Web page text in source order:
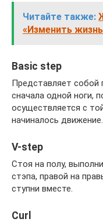
Читайте также:
«Изменить
Basic step
Представляет
сначала одной ноги,
осуществляется с
начиналось движение.
V-step
Стоя на полу,
стэпа, правой на
ступни вместе.
Curl